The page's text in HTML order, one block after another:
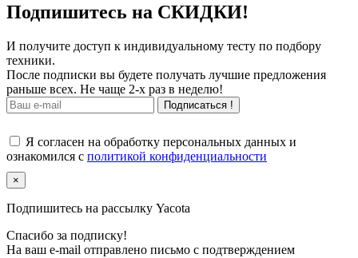
Подпишитесь на СКИДКИ!
И получите доступ к индивидуальному тесту по подбору
техники.
После подписки вы будете получать лучшие предложения
раньше всех. Не чаще 2-х раз в неделю!
Подписаться !
Я согласен на обработку персональных данных и
ознакомился с политикой конфиденциальности
×
Подпишитесь на рассылку Yacota
Спасибо за подписку!
На ваш e-mail отправлено письмо с подтверждением